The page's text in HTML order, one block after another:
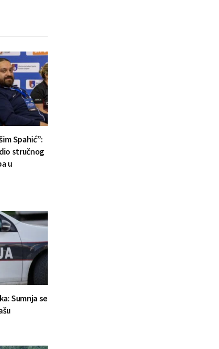
Spahić”:
stručnog
u
Sumnja se